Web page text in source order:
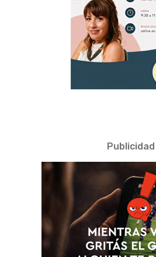
Publicidad